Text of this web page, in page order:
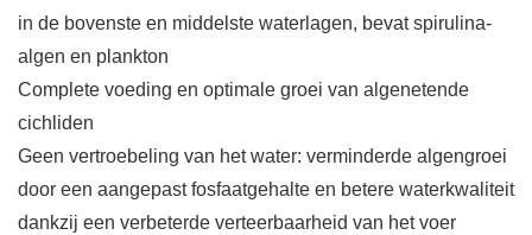
in de bovenste en middelste waterlagen, bevat spirulina-
algen en plankton
Complete voeding en optimale groei van algenetende
cichliden
Geen vertroebeling van het water: verminderde algengroei
door een aangepast fosfaatgehalte en betere waterkwaliteit
dankzij een verbeterde verteerbaarheid van het voer